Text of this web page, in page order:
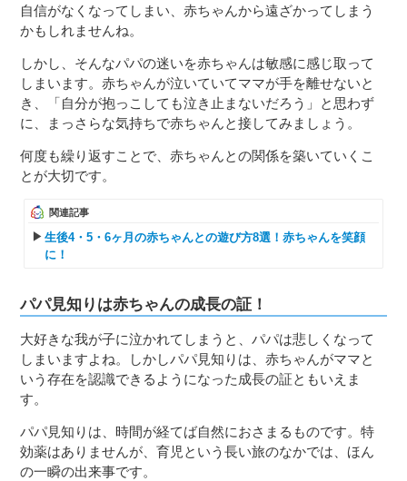
自信がなくなってしまい、赤ちゃんから遠ざかってしまう
かもしれませんね。
しかし、そんなパパの迷いを赤ちゃんは敏感に感じ取って
しまいます。赤ちゃんが泣いていてママが手を離せないと
き、「自分が抱っこしても泣き止まないだろう」と思わず
に、まっさらな気持ちで赤ちゃんと接してみましょう。
何度も繰り返すことで、赤ちゃんとの関係を築いていくこ
とが大切です。
関連記事
生後4・5・6ヶ月の赤ちゃんとの遊び方8選！赤ちゃんを笑顔
に！
パパ見知りは赤ちゃんの成長の証！
大好きな我が子に泣かれてしまうと、パパは悲しくなって
しまいますよね。しかしパパ見知りは、赤ちゃんがママと
いう存在を認識できるようになった成長の証ともいえま
す。
パパ見知りは、時間が経てば自然におさまるものです。特
効薬はありませんが、育児という長い旅のなかでは、ほん
の一瞬の出来事です。